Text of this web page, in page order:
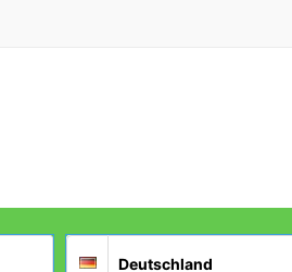
Deutschland